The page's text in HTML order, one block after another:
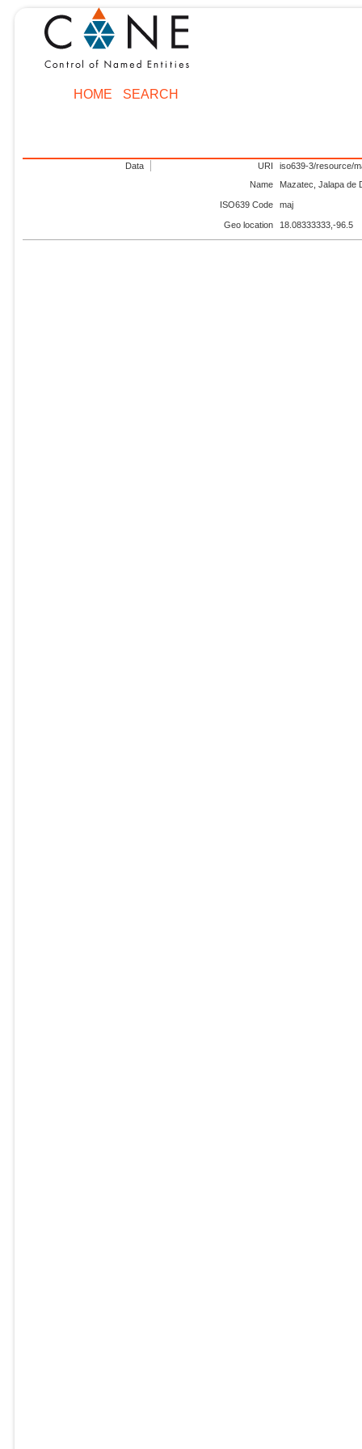
HOME SEARCH
Data URI
iso639-3/resource/
Name
Mazatec, Jalapa de
ISO639 Code maj
Geo location 18.08333333,-96.5